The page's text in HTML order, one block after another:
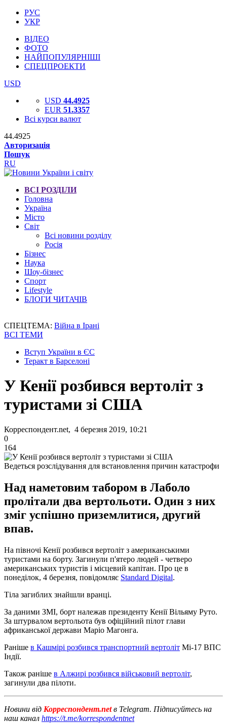
РУС
УКР
ВІДЕО
ФОТО
НАЙПОПУЛЯРНІШІ
СПЕЦПРОЕКТИ
USD
USD 44.4925
EUR 51.3357
Всі курси валют
44.4925
Авторизація
Пошук
RU
ВСІ РОЗДІЛИ
Головна
Україна
Місто
Світ
Всі новини розділу
Росія
Бізнес
Наука
Шоу-бізнес
Спорт
Lifestyle
БЛОГИ ЧИТАЧІВ
СПЕЦТЕМА: Війна в Ірані
ВСІ ТЕМИ
Вступ України в ЄС
Теракт в Барселоні
У Кенії розбився вертоліт з
туристами зі США
Корреспондент.net, 4 березня 2019, 10:21
0
164
Ведеться розслідування для встановлення причин катастрофи
Над наметовим табором в Лаболо
пролітали два вертольоти. Один з них
зміг успішно приземлитися, другий
впав.
На півночі Кенії розбився вертоліт з американськими
туристами на борту. Загинули п'ятеро людей - четверо
американських туристів і місцевий капітан. Про це в
понеділок, 4 березня, повідомляє Standard Digital.
Тіла загиблих знайшли вранці.
За даними ЗМІ, борт належав президенту Кенії Вільяму Руто.
За штурвалом вертольота був офіційний пілот глави
африканської держави Маріо Магонга.
Раніше в Кашмірі розбився транспортний вертоліт Мі-17 ВПС
Індії.
Також раніше в Алжирі розбився військовий вертоліт,
загинули два пілоти.
Новини від Корреспондент.netв Telegram. Підписуйтесь на
наш канал https://t.me/korrespondentnet